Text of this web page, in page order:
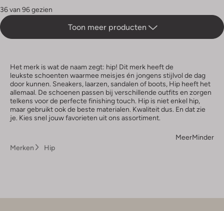
36 van 96 gezien
Toon meer producten
Het merk is wat de naam zegt: hip! Dit merk heeft de
leukste schoenten waarmee meisjes én jongens stijlvol de dag
door kunnen. Sneakers, laarzen, sandalen of boots, Hip heeft het
allemaal. De schoenen passen bij verschillende outfits en zorgen
telkens voor de perfecte finishing touch. Hip is niet enkel hip,
maar gebruikt ook de beste materialen. Kwaliteit dus. En dat zie
je. Kies snel jouw favorieten uit ons assortiment.
MeerMinder
Merken
Hip